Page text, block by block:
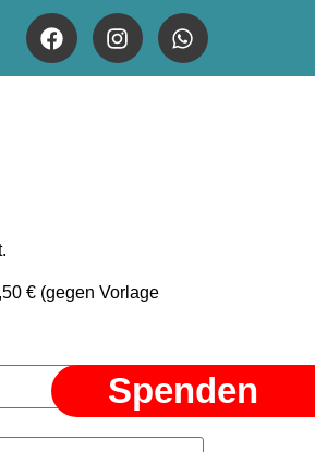
Spenden
€ (gegen Vorlage